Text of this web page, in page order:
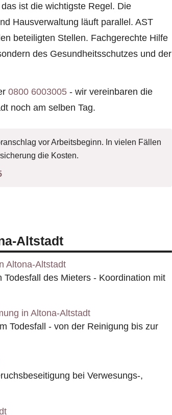
ist die wichtigste Regel. Die
Hausverwaltung läuft parallel. AST
beteiligten Stellen. Fachgerechte Hilfe
des Gesundheitsschutzes und der
0800 6003005- wir vereinbaren die
noch am selben Tag.
vor Arbeitsbeginn. In vielen Fällen
die Kosten.
Altstadt
Altona-Altstadt
des Mieters - Koordination mit
in Altona-Altstadt
Todesfall - von der Reinigung bis zur
bei Verwesungs-,